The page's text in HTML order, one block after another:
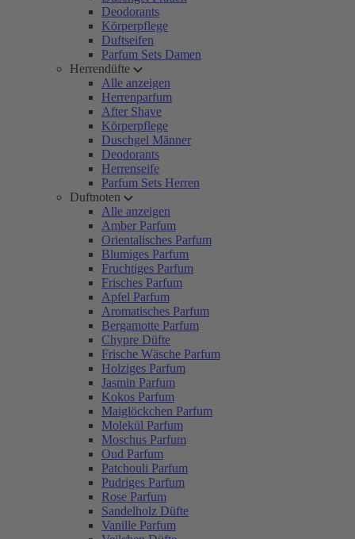
Deodorants
Körperpflege
Duftseifen
Parfum Sets Damen
Herrendüfte
Alle anzeigen
Herrenparfum
After Shave
Körperpflege
Duschgel Männer
Deodorants
Herrenseife
Parfum Sets Herren
Duftnoten
Alle anzeigen
Amber Parfum
Orientalisches Parfum
Blumiges Parfum
Fruchtiges Parfum
Frisches Parfum
Apfel Parfum
Aromatisches Parfum
Bergamotte Parfum
Chypre Düfte
Frische Wäsche Parfum
Holziges Parfum
Jasmin Parfum
Kokos Parfum
Maiglöckchen Parfum
Molekül Parfum
Moschus Parfum
Oud Parfum
Patchouli Parfum
Pudriges Parfum
Rose Parfum
Sandelholz Düfte
Vanille Parfum